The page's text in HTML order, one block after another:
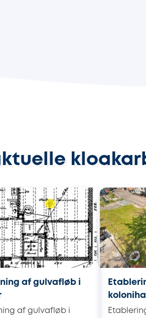
af gulvafløb i
af gulvafløb i